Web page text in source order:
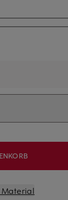
Material